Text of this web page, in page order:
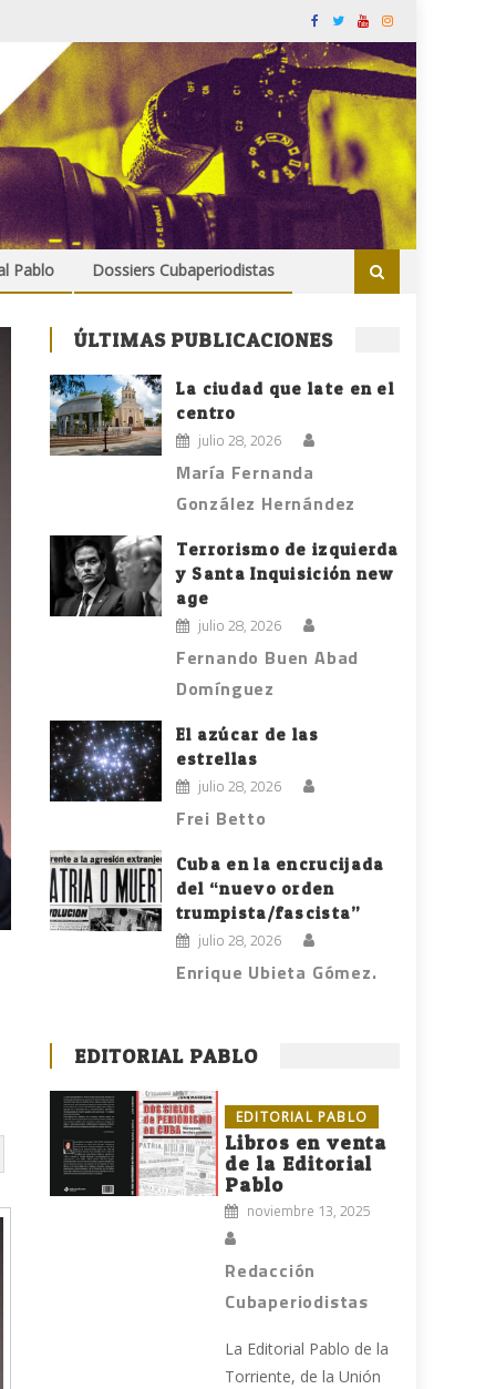
Pablo Dossiers Cubaperiodistas
ÚLTIMAS PUBLICACIONES
La ciudad que late en el
centro
julio 28, 2026
María Fernanda
González Hernández
Terrorismo de izquierda
y Santa Inquisición new
age
julio 28, 2026
Fernando Buen Abad
Domínguez
El azúcar de las
estrellas
julio 28, 2026
Frei Betto
Cuba en la encrucijada
del “nuevo orden
trumpista/fascista”
julio 28, 2026
Enrique Ubieta Gómez.
EDITORIAL PABLO
EDITORIAL PABLO
Libros en venta
de la Editorial
Pablo
noviembre 13, 2025
Redacción
Cubaperiodistas
La Editorial Pablo de la
Torriente, de la Unión